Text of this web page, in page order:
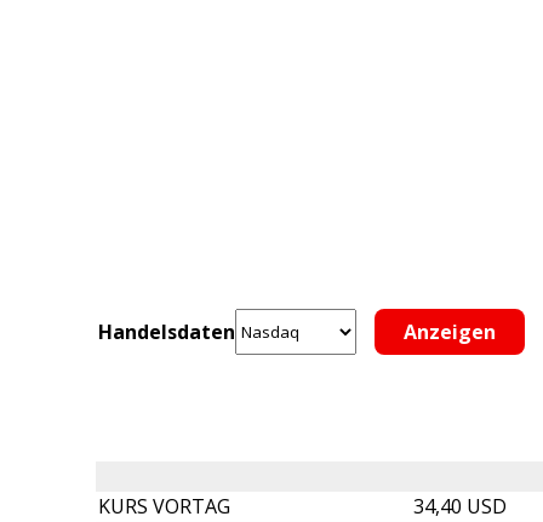
Handelsdaten
KURS VORTAG
34,40 USD